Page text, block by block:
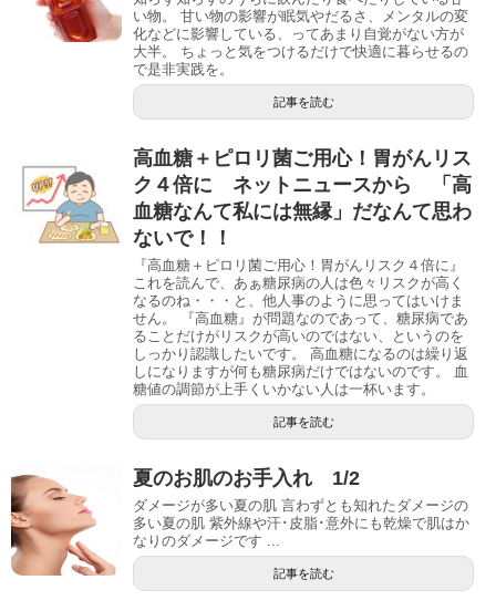
い物。 甘い物の影響が眠気やだるさ、メンタルの変
化などに影響している、ってあまり自覚がない方が
大半。 ちょっと気をつけるだけで快適に暮らせるの
で是非実践を。
記事を読む
高血糖＋ピロリ菌ご用心！胃がんリス
ク４倍に ネットニュースから 「高
血糖なんて私には無縁」だなんて思わ
ないで！！
『高血糖＋ピロリ菌ご用心！胃がんリスク４倍に』
これを読んで、あぁ糖尿病の人は色々リスクが高く
なるのね・・・と、他人事のように思ってはいけま
せん。 『高血糖』が問題なのであって、糖尿病であ
ることだけがリスクが高いのではない、というのを
しっかり認識したいです。 高血糖になるのは繰り返
しになりますが何も糖尿病だけではないのです。 血
糖値の調節が上手くいかない人は一杯います。
記事を読む
夏のお肌のお手入れ 1/2
ダメージが多い夏の肌 言わずとも知れたダメージの
多い夏の肌 紫外線や汗･皮脂･意外にも乾燥で肌はか
なりのダメージです ...
記事を読む